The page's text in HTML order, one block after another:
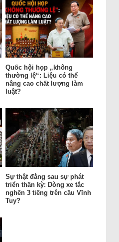
Quốc hội họp „không
thường lệ“: Liệu có thể
nâng cao chất lượng làm
luật?
Sự thật đằng sau sự phát
triển thần kỳ: Dòng xe tắc
nghẽn 3 tiếng trên cầu Vĩnh
Tuy?